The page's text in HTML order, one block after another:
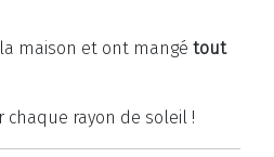
maison et ont mangé tout
chaque rayon de soleil !